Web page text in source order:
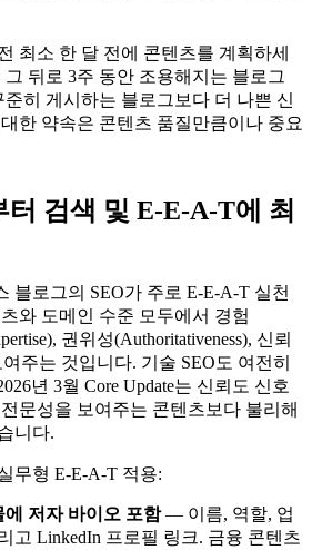
최소 한 달 전에 콘텐츠를 계획하세
뒤로 3주 동안 조용해지는 블로그
히 게시하는 블로그보다 더 나쁜 신
한 약속은 콘텐츠 품질만큼이나 중요
검색 및 E-E-A-T에 최
블로그의 SEO가 주로 E-E-A-T 실천
와 도메인 수준 모두에서 경험
권위성(Authoritativeness), 신뢰
여주는 것입니다. 기술 SEO도 여전히
년 3월 Core Update는 신뢰도 신호
문성을 보여주는 콘텐츠보다 불리해
니다.
무형 E-E-A-T 적용:
에 저자 바이오 포함— 이름, 역할, 업
고 LinkedIn 프로필 링크. 금융 콘텐츠